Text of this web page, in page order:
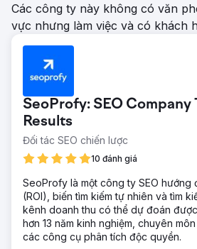
Các công ty này không có văn
vực nhưng làm việc và có khách
SeoProfy: SEO Company
Results
Đối tác SEO chiến lược
10 đánh giá
SeoProfy là một công ty SEO hướng
(ROI), biến tìm kiếm tự nhiên và tìm
kênh doanh thu có thể dự đoán
hơn 13 năm kinh nghiệm, chuyên
các công cụ phân tích độc quyền.